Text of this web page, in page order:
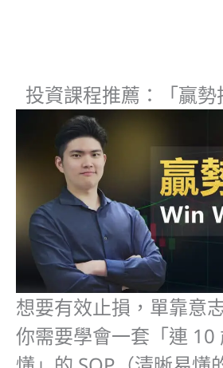
投資課程推薦：「贏
想要有效止損，單靠意
你需要學會一套「連 10